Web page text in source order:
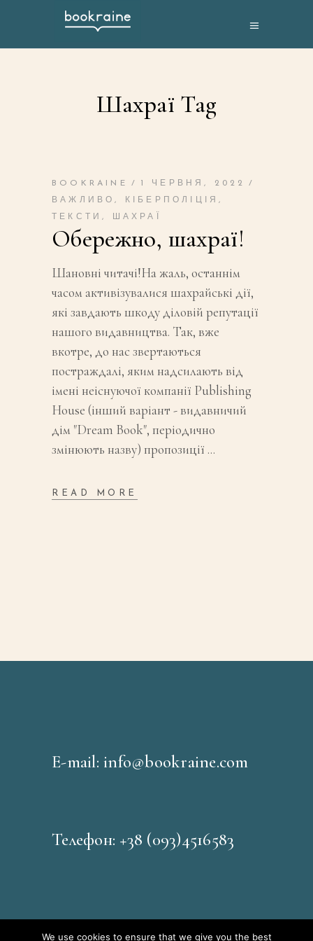
Шахраї Tag
BOOKRAINE
1 ЧЕРВНЯ, 2022
ВАЖЛИВО, КІБЕРПОЛІЦІЯ,
ТЕКСТИ, ШАХРАЇ
Обережно, шахраї!
Шановні читачі!На жаль, останнім
часом активізувалися шахрайські дії,
які завдають шкоду діловій репутації
нашого видавництва. Так, вже
вкотре, до нас звертаються
постраждалі, яким надсилають від
імені неіснуючої компанії Publishing
House (інший варіант - видавничий
дім "Dream Book", періодично
змінюють назву) пропозиції
READ MORE
E-mail: info@bookraine.com
Телефон: +38 (093)4516583
We use cookies to ensure that we give you the best